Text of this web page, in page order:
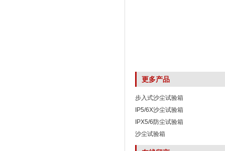
更多产品
步入式沙尘试验箱
IP5/6X沙尘试验箱
IPX5/6防尘试验箱
沙尘试验箱